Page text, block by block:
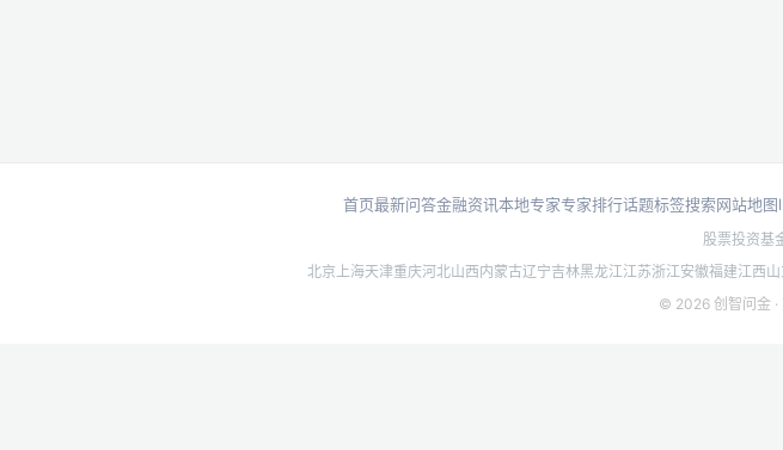
首页最新问答金融资讯本地专家专家排行话题标签搜索网站地图
股票投资基
北京 上海天津重庆河北山西内蒙古辽宁吉林黑龙江江苏浙江安徽福建江西
© 2026 创智问金 ·